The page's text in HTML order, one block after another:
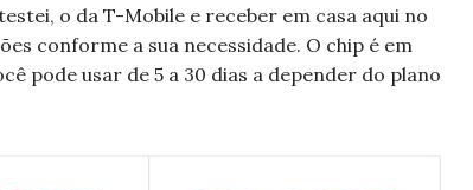
o da T-Mobile e receber em casa aqui no
conforme a sua necessidade. O chip é em
pode usar de 5 a 30 dias a depender do plano